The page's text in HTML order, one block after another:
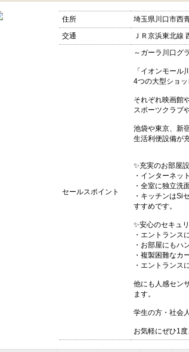
住所
埼玉県川口市西
交通
ＪＲ京浜東北線
セールスポイント
～ガーラ川口グ
「イオンモー
4つの大型ショッ
それぞれ映画館
スポーツクラブ
池袋や東京、新
生活利便設備が
✨充実のお部屋
・インターネッ
・全室に独立洗
・キッチンはSi
すすめです。
✨安心のセキュ
・エントランス
・お部屋にもハ
・複製困難なカ
・エントランス
他にも人感セン
ます。
学生の方・社会
お気軽にぜひ1